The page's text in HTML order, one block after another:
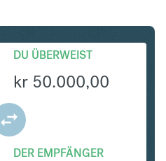
DU ÜBERWEIST
kr 50.000,00
DER EMPFÄNGER